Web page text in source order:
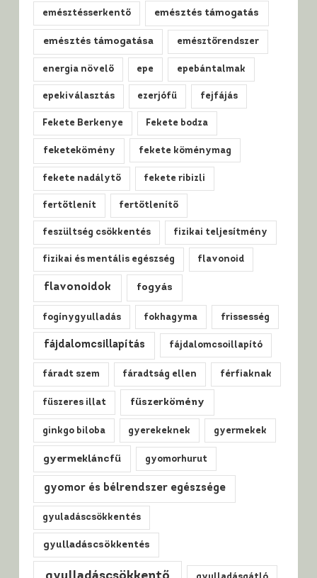
emésztésserkentő emésztés támogatás
emésztés támogatása emésztőrendszer
energia növelő epe epebántalmak
epekiválasztás ezerjófű fejfájás
Fekete Berkenye Fekete bodza
feketekömény fekete köménymag
fekete nadálytő fekete ribizli
fertőtlenít fertőtlenítő
feszültség csökkentés fizikai teljesítmény
fizikai és mentális egészség flavonoid
flavonoidok fogyás
fogínygyulladás fokhagyma frissesség
fájdalomcsillapítás fájdalomcsoillapító
fáradt szem fáradtság ellen férfiaknak
fűszeres illat fűszerkömény
ginkgo biloba gyerekeknek gyermekek
gyermekláncfű gyomorhurut
gyomor és bélrendszer egészsége
gyuladáscsökkentés
gyulladáscsökkentés